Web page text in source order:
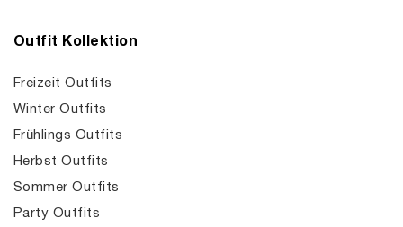
Outfit Kollektion
Freizeit Outfits
Winter Outfits
Frühlings Outfits
Herbst Outfits
Sommer Outfits
Party Outfits